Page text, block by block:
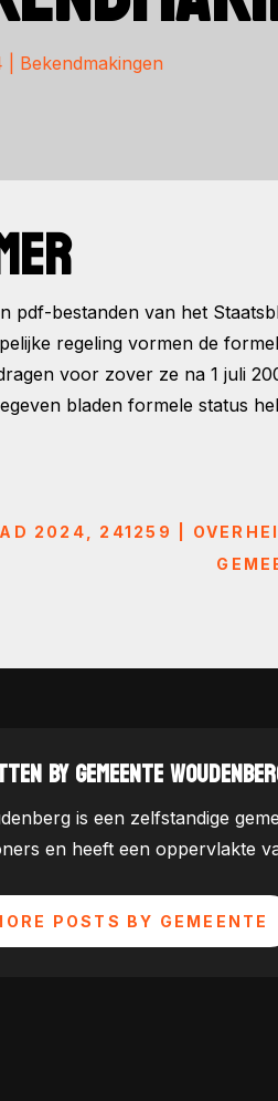
Bekendmakingen
pdf-bestanden van het
regeling vormen de
voor zover ze na 1 juli
bladen formele status
2024, 241259 |
BY GEMEENTE
is een zelfstandige
en heeft een oppervlakte
POSTS BY GEMEENTE